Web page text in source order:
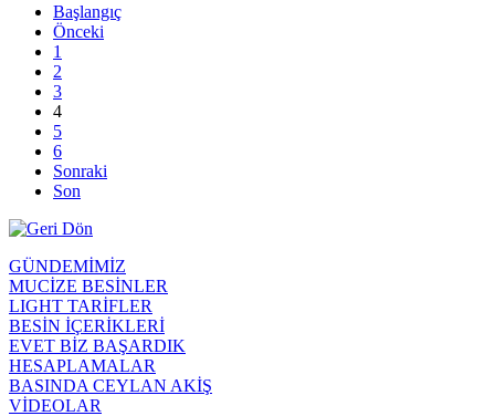
Başlangıç
Önceki
1
2
3
4
5
6
Sonraki
Son
GÜNDEMİMİZ
MUCİZE BESİNLER
LIGHT TARİFLER
BESİN İÇERİKLERİ
EVET BİZ BAŞARDIK
HESAPLAMALAR
BASINDA CEYLAN AKİŞ
VİDEOLAR